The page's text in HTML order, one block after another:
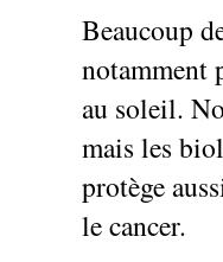
Beaucoup
notamment
au soleil.
mais les
protège
le cancer.